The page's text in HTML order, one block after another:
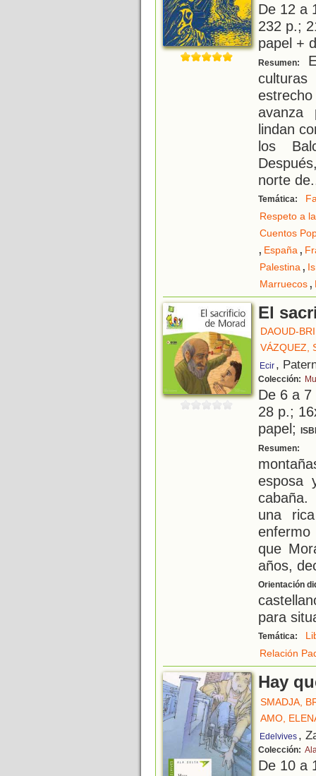
De 12 a
232 p.;
papel +
Resumen:
avanza
lindan
los
norte de
Temática:
Respeto a
Cuentos
, España,
Palestina,
Marruecos,
El
DAOUD-
VÁZQUEZ,
Ecir ,
Colección:
De 6 a
28 p.;
papel;
Resumen:
esposa
una
que
años,
Orientación
para
Temática:
Relación
Hay
SMADJA,
AMO,
Edelvives ,
Colección:
De 10 a